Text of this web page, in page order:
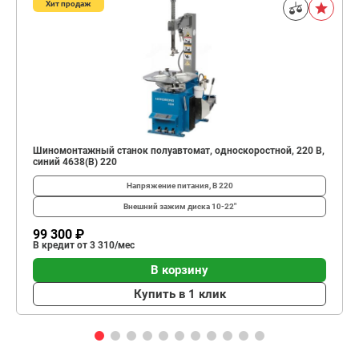
Хит продаж
Шиномонтажный станок полуавтомат, односкоростной, 220 В,
синий 4638(B) 220
Напряжение питания, В220
Внешний зажим диска10-22"
99 300 ₽
В кредит от 3 310/мес
В корзину
Купить в 1 клик